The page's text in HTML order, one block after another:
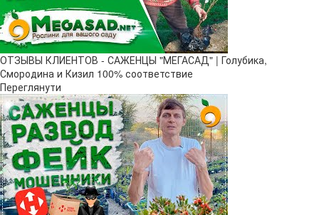
ОТЗЫВЫ КЛИЕНТОВ - САЖЕНЦЫ "МЕГАСАД" | Голубика,
Смородина и Кизил 100% соответствие
Переглянути